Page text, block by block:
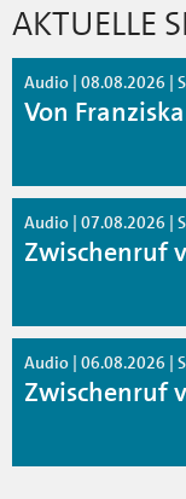
AKTUELLE
Audio | 08.08.2026 |
Von
Audio | 07.08.2026 |
Zwischenruf
Audio | 06.08.2026 |
Zwischenruf